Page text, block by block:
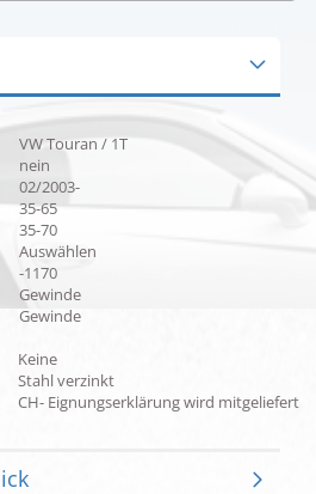
VW Touran / 1T
nein
02/2003-
35-65
35-70
Auswählen
-1170
Gewinde
Gewinde
Keine
Stahl verzinkt
CH- Eignungserklärung wird mitgeliefert